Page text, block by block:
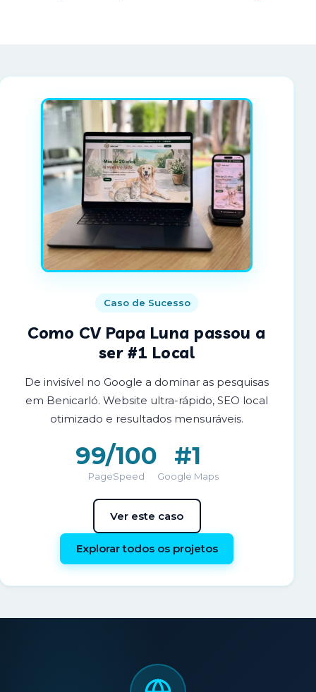
Caso de Sucesso
Como CV Papa Luna passou a
ser #1 Local
De invisível no Google a dominar as pesquisas
em Benicarló. Website ultra-rápido, SEO local
otimizado e resultados mensuráveis.
99/100
PageSpeed
#1
Google Maps
Ver este caso
Explorar todos os projetos